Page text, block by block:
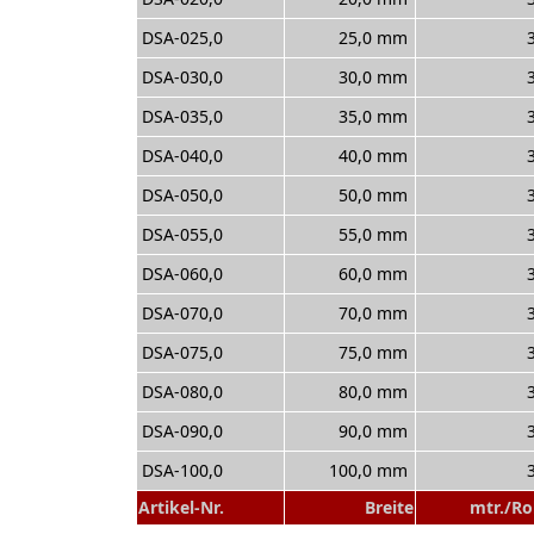
Artikel-Nr. Breite mtr./
DSA-025,0
25,0 mm
DSA-030,0
30,0 mm
DSA-035,0
35,0 mm
DSA-040,0
40,0 mm
DSA-050,0
50,0 mm
DSA-055,0
55,0 mm
DSA-060,0
60,0 mm
DSA-070,0
70,0 mm
DSA-075,0
75,0 mm
DSA-080,0
80,0 mm
DSA-090,0
90,0 mm
DSA-100,0
100,0 mm